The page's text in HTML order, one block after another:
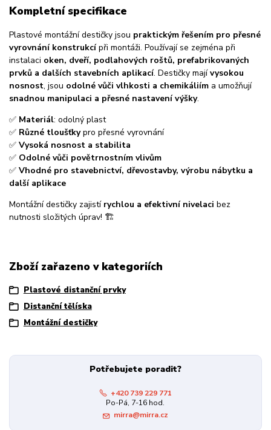
Kompletní specifikace
Plastové montážní destičky jsou praktickým řešením pro přesné
vyrovnání konstrukcípři montáži. Používají se zejména při
instalaci oken, dveří, podlahových roštů, prefabrikovaných
prvků a dalších stavebních aplikací. Destičky majívysokou
nosnost, jsou odolné vůči vlhkosti a chemikáliím a umožňují
snadnou manipulaci a přesné nastavení výšky.
✅ Materiál: odolný plast
✅ Různé tloušťkypro přesné vyrovnání
✅ Vysoká nosnost a stabilita
✅ Odolné vůči povětrnostním vlivům
✅ Vhodné pro stavebnictví, dřevostavby, výrobu nábytku a
další aplikace
Montážní destičky zajistí rychlou a efektivní nivelaci bez
nutnosti složitých úprav! 🏗️
Zboží zařazeno v kategoriích
Plastové distanční prvky
Distanční tělíska
Montážní destičky
Potřebujete poradit?
+420 739 229 771
Po-Pá, 7-16 hod.
mirra@mirra.cz